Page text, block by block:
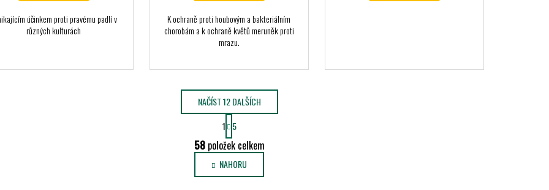
účinkem proti pravému padlí v
různých kulturách
K ochraně proti houbovým a bakteriálním
chorobám a k ochraně květů meruněk proti
mrazu.
O
V
L
Á
NAČÍST 12 DALŠÍCH
S
T
R
Á
N
K
1 5
58položek celkem
NAHORU